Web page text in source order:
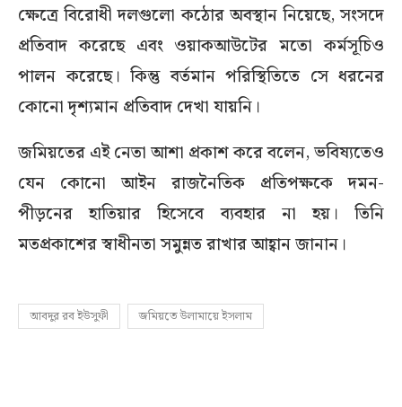
ক্ষেত্রে বিরোধী দলগুলো কঠোর অবস্থান নিয়েছে, সংসদে
প্রতিবাদ করেছে এবং ওয়াকআউটের মতো কর্মসূচিও
পালন করেছে। কিন্তু বর্তমান পরিস্থিতিতে সে ধরনের
কোনো দৃশ্যমান প্রতিবাদ দেখা যায়নি।
জমিয়তের এই নেতা আশা প্রকাশ করে বলেন, ভবিষ্যতেও
যেন কোনো আইন রাজনৈতিক প্রতিপক্ষকে দমন-
পীড়নের হাতিয়ার হিসেবে ব্যবহার না হয়। তিনি
মতপ্রকাশের স্বাধীনতা সমুন্নত রাখার আহ্বান জানান।
আবদুর রব ইউসুফী জমিয়তে উলামায়ে ইসলাম